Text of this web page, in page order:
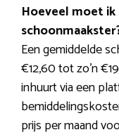
Hoeveel moet
Een gemiddelde
€12,60 tot zo’n
inhuurt via een
prijs per maand